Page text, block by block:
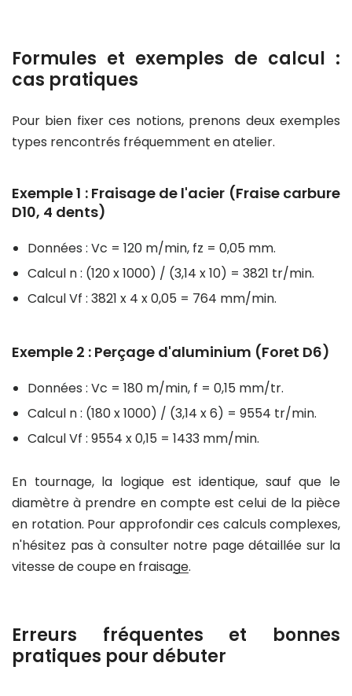
Formules et exemples de calcul :
cas pratiques
Pour bien fixer ces notions, prenons deux exemples
types rencontrés fréquemment en atelier.
Exemple 1 : Fraisage de l'acier (Fraise carbure
D10, 4 dents)
Données : Vc = 120 m/min, fz = 0,05 mm.
Calcul n : (120 x 1000) / (3,14 x 10) = 3821 tr/min.
Calcul Vf : 3821 x 4 x 0,05 = 764 mm/min.
Exemple 2 : Perçage d'aluminium (Foret D6)
Données : Vc = 180 m/min, f = 0,15 mm/tr.
Calcul n : (180 x 1000) / (3,14 x 6) = 9554 tr/min.
Calcul Vf : 9554 x 0,15 = 1433 mm/min.
En tournage, la logique est identique, sauf que le
diamètre à prendre en compte est celui de la pièce
en rotation. Pour approfondir ces calculs complexes,
n'hésitez pas à consulter notre page détaillée sur la
vitesse de coupe en fraisage.
Erreurs fréquentes et bonnes
pratiques pour débuter